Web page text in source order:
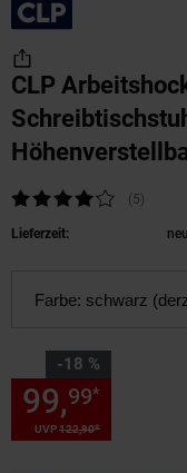
CLP
verschiedenen
Kundenbewertung: 4 von 5
(5)
Lieferzeit:
Farbe: schwarz
-18 %
Sie Sparen 18 Prozent,
UVP122,90*
99,99*